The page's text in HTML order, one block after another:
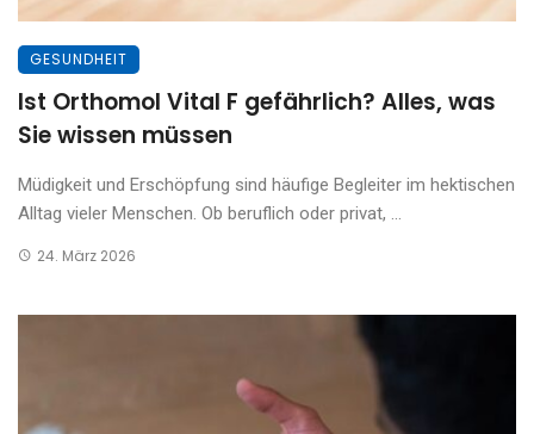
GESUNDHEIT
Ist Orthomol Vital F gefährlich? Alles, was
Sie wissen müssen
Müdigkeit und Erschöpfung sind häufige Begleiter im hektischen
Alltag vieler Menschen. Ob beruflich oder privat, ...
24. März 2026